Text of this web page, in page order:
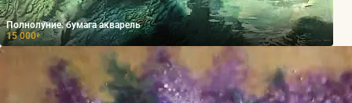
Полнолуние. бумага акварель
15 000₽